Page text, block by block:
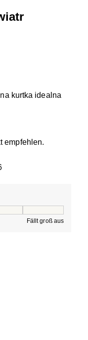
kurtka idealna
empfehlen.
Fällt groß aus